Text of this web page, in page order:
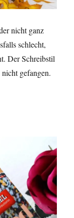
nicht ganz
schlecht,
Der Schreibstil
gefangen.